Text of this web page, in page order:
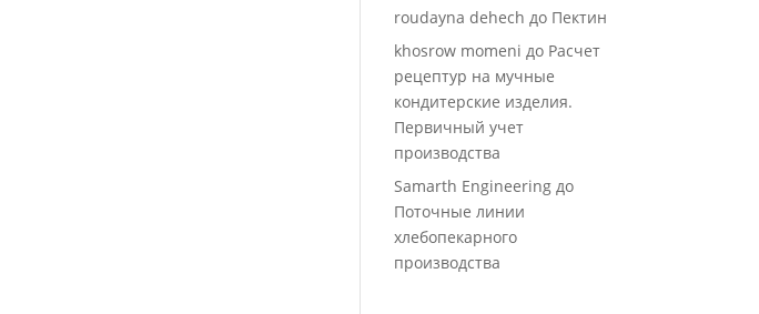
roudayna dehech до Пектин
khosrow momeni до Расчет
рецептур на мучные
кондитерские изделия.
Первичный учет
производства
Samarth Engineering до
Поточные линии
хлебопекарного
производства